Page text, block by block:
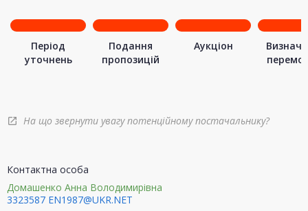
Період
уточнень
Подання
пропозицій
Аукціон
open_in_new На що звернути увагу потенційному постачальнику?
Контактна особа
Домашенко Анна Володимирівна
3323587 EN1987@UKR.NET